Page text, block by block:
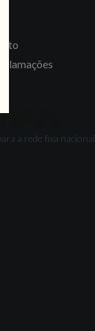
a rede fixa nacional